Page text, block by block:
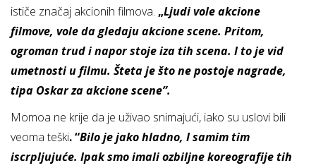
ističe značaj akcionih filmova. „Ljudi vole akcione
filmove, vole da gledaju akcione scene. Pritom,
ogroman trud i napor stoje iza tih scena. I to je vid
umetnosti u filmu. Šteta je što ne postoje nagrade,
tipa Oskar za akcione scene”.
Momoa ne krije da je uživao snimajući, iako su uslovi bili
veoma teški.“Bilo je jako hladno, I samim tim
iscrpljujuće. Ipak smo imali ozbiljne koreografije tih